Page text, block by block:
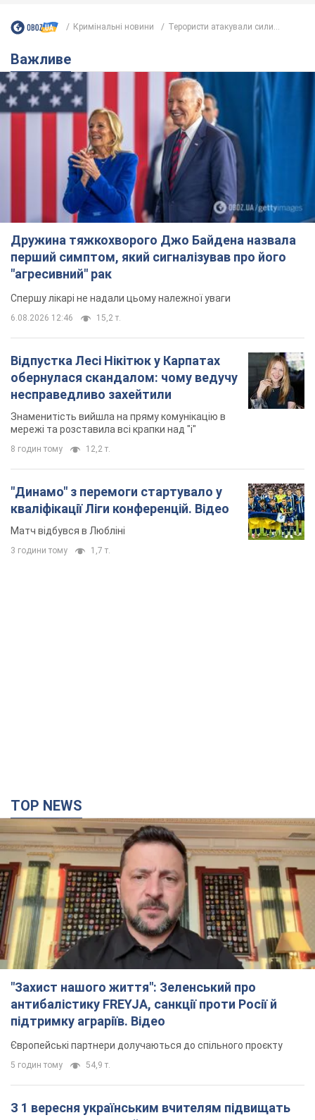
Кримінальні новини Терористи атакували сили...
Важливе
Дружина тяжкохворого Джо Байдена назвала
перший симптом, який сигналізував про його
"агресивний" рак
Спершу лікарі не надали цьому належної уваги
6.08.2026 12:46 15,2 т.
Відпустка Лесі Нікітюк у Карпатах
обернулася скандалом: чому ведучу
несправедливо захейтили
Знаменитість вийшла на пряму комунікацію в
мережі та розставила всі крапки над "і"
8 годин тому 12,2 т.
"Динамо" з перемоги стартувало у
кваліфікації Ліги конференцій. Відео
Матч відбувся в Любліні
3 години тому 1,7 т.
TOP NEWS
"Захист нашого життя": Зеленський про
антибалістику FREYJA, санкції проти Росії й
підтримку аграріїв. Відео
Європейські партнери долучаються до спільного проєкту
5 годин тому 54,9 т.
З 1 вересня українським вчителям підвищать